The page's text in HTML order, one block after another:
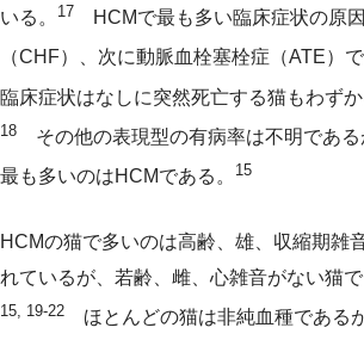
いる。
17 HCMで最も多い臨床症状の原
（CHF）、次に動脈血栓塞栓症（ATE）で
臨床症状はなしに突然死亡する猫もわずか
18 その他の表現型の有病率は不明であ
最も多いのはHCMである。
15
HCMの猫で多いのは高齢、雄、収縮期雑
れているが、若齢、雌、心雑音がない猫で
15, 19-22 ほとんどの猫は非純血種である